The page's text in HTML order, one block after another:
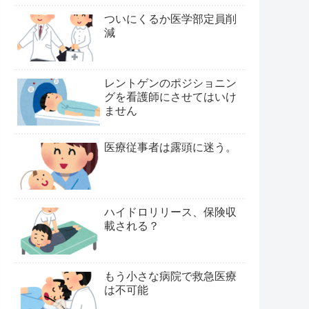
ついにくるか医学部定員削
減
レントゲンのポジショニン
グを看護師にさせてはいけ
ません
医療従事者は露頭に迷う。
ハイドロリリース、保険収
載される？
もう小さな病院で救急医療
は不可能